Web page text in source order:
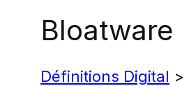
Bloatware
Définitions Digital >